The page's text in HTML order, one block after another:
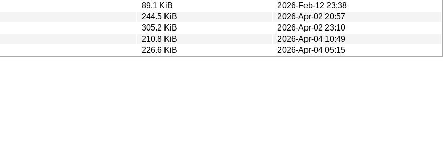
89.1 KiB
2026-Feb-12 23:38
244.5 KiB
2026-Apr-02 20:57
305.2 KiB
2026-Apr-02 23:10
210.8 KiB
2026-Apr-04 10:49
226.6 KiB 2026-Apr-04 05:15